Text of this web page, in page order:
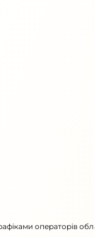
операторів